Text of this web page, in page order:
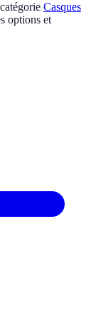
Casques
options et